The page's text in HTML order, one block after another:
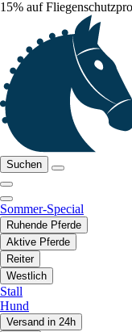
15% auf
Suchen
Sommer-Special
Ruhende Pferde
Aktive Pferde
Reiter
Westlich
Stall
Hund
Versand in 24h